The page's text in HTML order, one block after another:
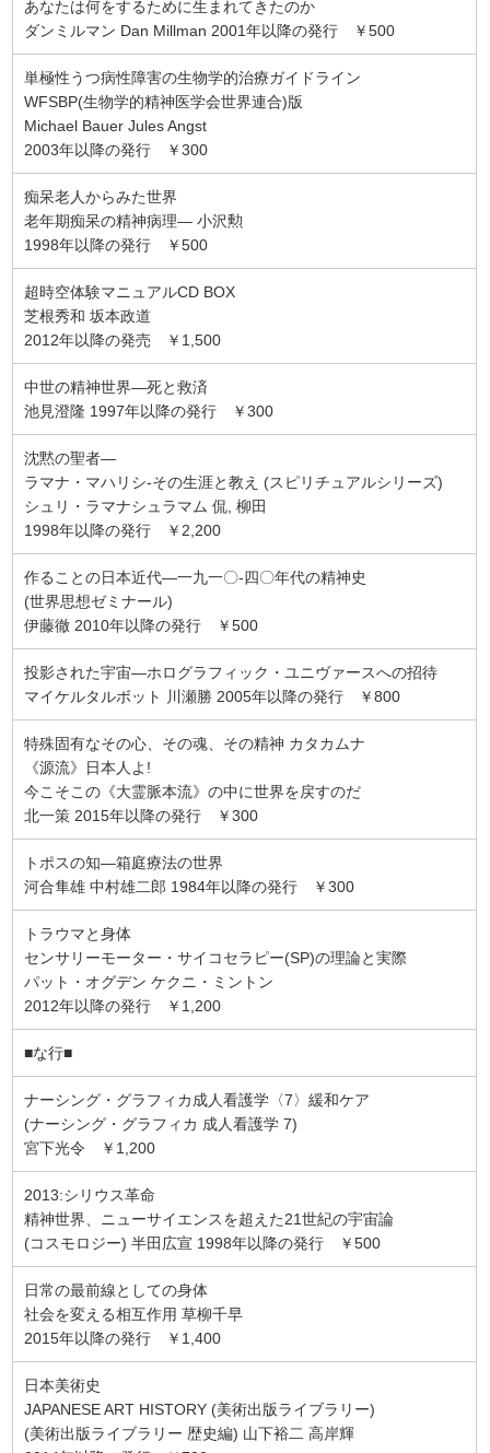
あなたは何をするために生まれてきたのか
ダンミルマン Dan Millman 2001年以降の発行 ￥500
単極性うつ病性障害の生物学的治療ガイドライン
WFSBP(生物学的精神医学会世界連合)版
Michael Bauer Jules Angst
2003年以降の発行 ￥300
痴呆老人からみた世界
老年期痴呆の精神病理― 小沢勲
1998年以降の発行 ￥500
超時空体験マニュアルCD BOX
芝根秀和 坂本政道
2012年以降の発売 ￥1,500
中世の精神世界―死と救済
池見澄隆 1997年以降の発行 ￥300
沈黙の聖者―
ラマナ・マハリシ-その生涯と教え (スピリチュアルシリーズ)
シュリ・ラマナシュラマム 侃, 柳田
1998年以降の発行 ￥2,200
作ることの日本近代―一九一〇‐四〇年代の精神史
(世界思想ゼミナール)
伊藤徹 2010年以降の発行 ￥500
投影された宇宙―ホログラフィック・ユニヴァースへの招待
マイケルタルボット 川瀬勝 2005年以降の発行 ￥800
特殊固有なその心、その魂、その精神 カタカムナ
《源流》日本人よ!
今こそこの《大霊脈本流》の中に世界を戻すのだ
北一策 2015年以降の発行 ￥300
トポスの知―箱庭療法の世界
河合隼雄 中村雄二郎 1984年以降の発行 ￥300
トラウマと身体
センサリーモーター・サイコセラピー(SP)の理論と実際
パット・オグデン ケクニ・ミントン
2012年以降の発行 ￥1,200
■な行■
ナーシング・グラフィカ成人看護学〈7〉緩和ケア
(ナーシング・グラフィカ 成人看護学 7)
宮下光令 ￥1,200
2013:シリウス革命
精神世界、ニューサイエンスを超えた21世紀の宇宙論
(コスモロジー) 半田広宣 1998年以降の発行 ￥500
日常の最前線としての身体
社会を変える相互作用 草柳千早
2015年以降の発行 ￥1,400
日本美術史
JAPANESE ART HISTORY (美術出版ライブラリー)
(美術出版ライブラリー 歴史編) 山下裕二 高岸輝